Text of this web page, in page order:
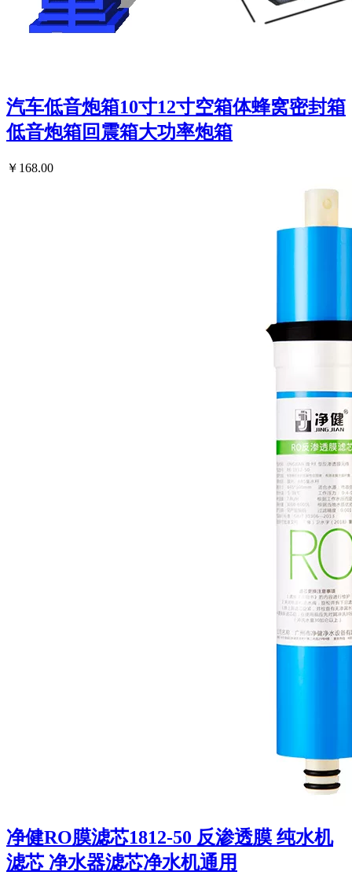
汽车低音炮箱10寸12寸空箱体蜂窝密封箱
低音炮箱回震箱大功率炮箱
￥168.00
净健RO膜滤芯1812-50 反渗透膜 纯水机
滤芯 净水器滤芯净水机通用